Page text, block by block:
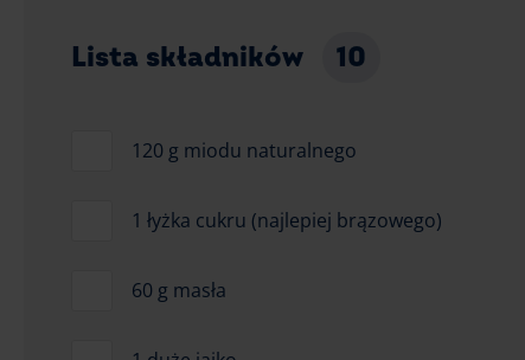
Lista składników 10
120 g miodu naturalnego
1 łyżka cukru (najlepiej brązowego)
60 g masła